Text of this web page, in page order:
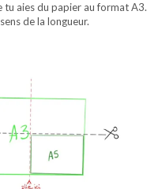
tu aies du papier au format A3.
de la longueur.